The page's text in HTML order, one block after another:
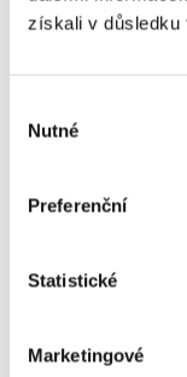
získali v důsledku
souhlasu
Nutné
Preferenční
Statistické
Marketingové